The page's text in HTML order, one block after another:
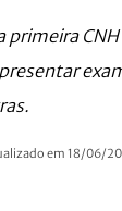
em 18/06/